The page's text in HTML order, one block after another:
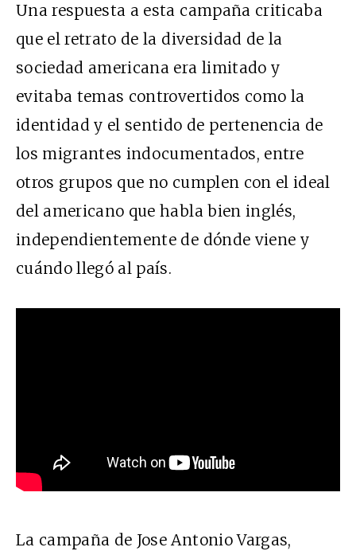
Una respuesta a esta campaña criticaba
que el retrato de la diversidad de la
sociedad americana era limitado y
evitaba temas controvertidos como la
identidad y el sentido de pertenencia de
los migrantes indocumentados, entre
otros grupos que no cumplen con el ideal
del americano que habla bien inglés,
independientemente de dónde viene y
cuándo llegó al país.
La campaña de Jose Antonio Vargas,